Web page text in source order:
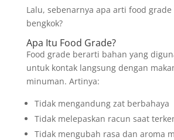
Lalu, sebenarnya apa arti food
bengkok?
Apa Itu Food Grade?
Food grade berarti bahan yang
untuk kontak langsung dengan
minuman. Artinya:
Tidak mengandung zat berbahaya
Tidak melepaskan racun saat
Tidak mengubah rasa dan aroma